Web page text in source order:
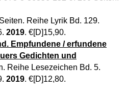
Reihe Lyrik Bd. 129.
2019. €[D]15,90.
Empfundene / erfundene
Gedichten und
Reihe Lesezeichen Bd. 5.
2019. €[D]12,80.